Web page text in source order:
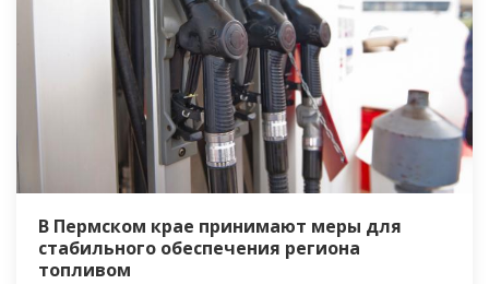
В Пермском крае принимают меры для
стабильного обеспечения региона
топливом